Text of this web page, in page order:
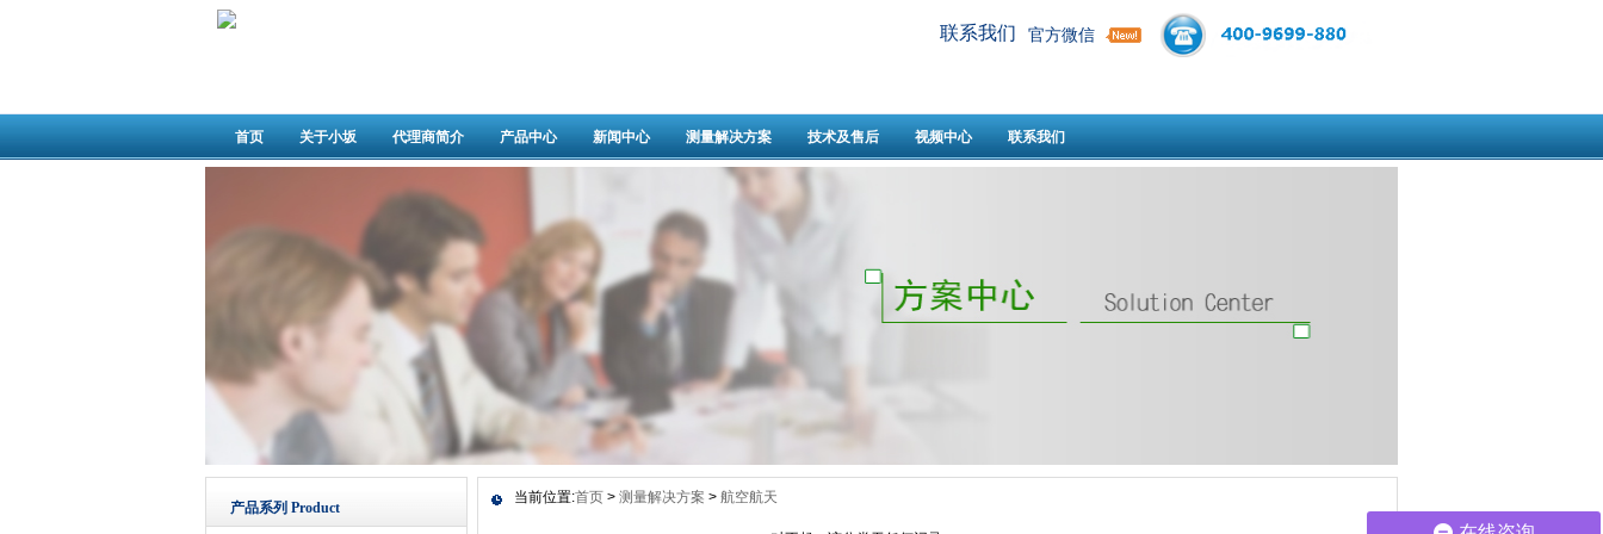
联系我们 官方微信
首页 关于小坂 代理商简介 产品中心 新闻中心 测量解决方案 技术及售后 视频中心 联系我们
产品系列 Product
当前位置:首页 > 测量解决方案 > 航空航天